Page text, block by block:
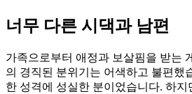
너무 다른 시댁과 남편
가족으로부터 애정과 보살핌을 받는
의 경직된 분위기는 어색하고 불편했
한 성격에 성실한 분이었습니다. 하지